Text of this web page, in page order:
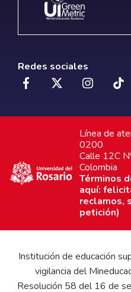
Redes sociales
Línea de
0200
Calle 12C
Colombia
Términos
aquí:
reclamos,
petición)
Institución de educación
vigilancia del
Resolución 58 del 16 de